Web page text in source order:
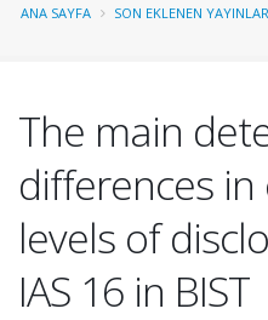
ANA SAYFA SON EKLENEN YAYINLAR
The main
differences
levels of
IAS 16 in BIST